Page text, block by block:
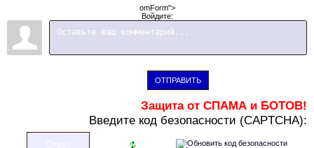
omForm">
Войдите:
ОТПРАВИТЬ
Защита от СПАМА и БОТОВ!
Введите код безопасности (CAPTCHA):